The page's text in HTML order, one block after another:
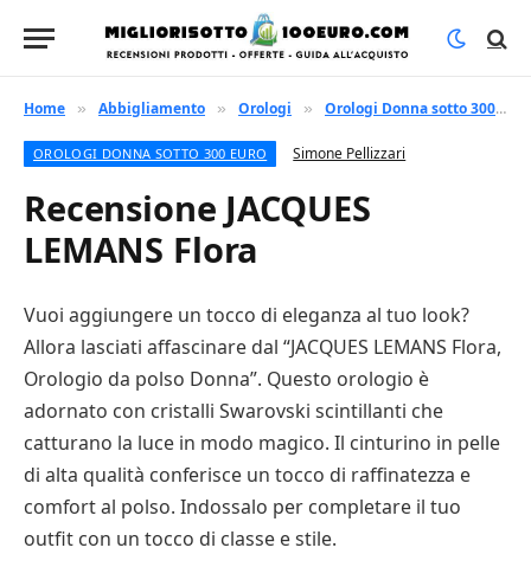
Home » Abbigliamento » Orologi » Orologi Donna sotto 300 euro
OROLOGI DONNA SOTTO 300 EURO Simone Pellizzari
Recensione JACQUES
LEMANS Flora
Vuoi aggiungere un tocco di eleganza al tuo look?
Allora lasciati affascinare dal “JACQUES LEMANS Flora,
Orologio da polso Donna”. Questo orologio è
adornato con cristalli Swarovski scintillanti che
catturano la luce in modo magico. Il cinturino in pelle
di alta qualità conferisce un tocco di raffinatezza e
comfort al polso. Indossalo per completare il tuo
outfit con un tocco di classe e stile.